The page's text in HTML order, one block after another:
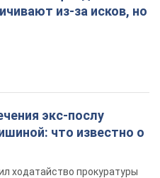
ходатайство прокуратуры
под флагом Гвинеи-
погибший и
украинскую пшеницу